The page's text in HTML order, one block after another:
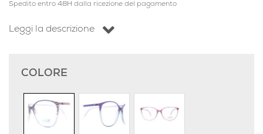
Spedito entro 48H dalla ricezione del pagamento
Leggi la descrizione
COLORE